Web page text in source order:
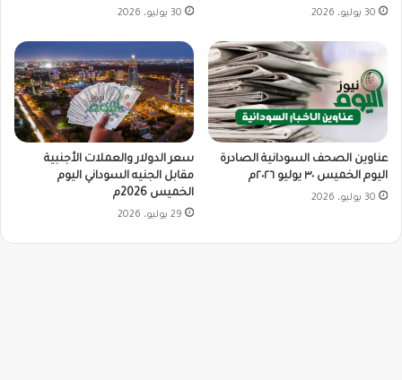
30 يوليو، 2026 30 يوليو، 2026
عناوين الصحف السودانية الصادرة
اليوم الخميس ٣٠ يوليو ٢٠٢٦م
30 يوليو، 2026
سعر الدولار والعملات الأجنبية
مقابل الجنيه السوداني اليوم
الخميس 2026م
29 يوليو، 2026